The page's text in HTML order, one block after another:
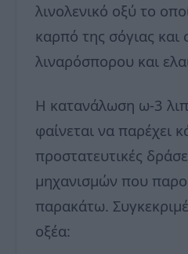
λινολενικό οξύ το
καρπό της σόγιας και
λιναρόσπορου και
Η κατανάλωση ω-3
φαίνεται να παρέχει
προστατευτικές
μηχανισμών που
παρακάτω.
οξέα: